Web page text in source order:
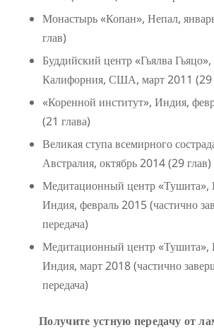
Монастырь «Копан», Непал,
глав)
Буддийский центр «Гьялва Гьяцо»,
Калифорния, США, март 2011 (29
«Коренной институт», Индия,
(21 глава)
Великая ступа всемирного
Австралия, октябрь 2014 (29 глав)
Медитационный центр
Индия, февраль 2015 (частично
передача)
Медитационный центр
Индия, март 2018 (частично
передача)
Получите устную передачу от